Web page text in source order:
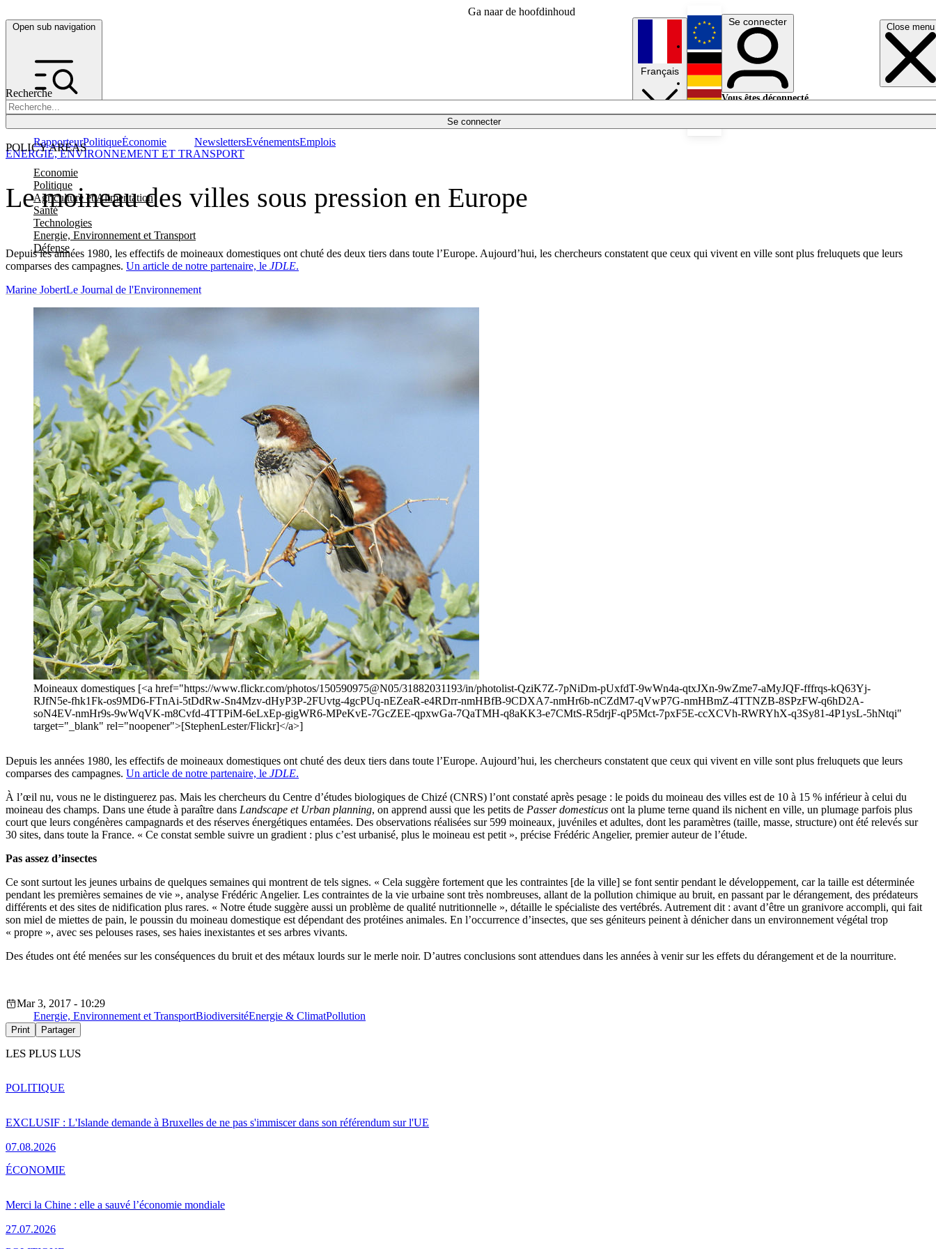
Ga naar de hoofdinhoud
Open sub navigation Close menu
Recherche
Se connecter
POLICY AREAS
Economie
Politique
Agriculture et Alimentation
Santé
Technologies
Energie, Environnement et Transport
Défense
RapporteurPolitiqueÉconomie NewslettersEvénementsEmplois
Français
English
Deutsch
Se connecter
Vous êtes déconnecté.
Le moineau des villes sous pression en Europe
Depuis les années 1980, les effectifs de moineaux domestiques ont chuté des deux tiers dans toute l’Europe. Aujourd’hui, les chercheurs constatent que ceux qui vivent en ville sont plus freluquets que leurs
comparses des campagnes. Un article de notre partenaire, le JDLE.
ENERGIE, ENVIRONNEMENT ET TRANSPORT
Marine JobertLe Journal de l'Environnement
Moineaux domestiques [<a href="https://www.flickr.com/photos/150590975@N05/31882031193/in/photolist-QziK7Z-7pNiDm-pUxfdT-9wWn4a-qtxJXn-9wZme7-aMyJQF-fffrqs-kQ63Yj-
RJfN5e-fhk1Fk-os9MD6-FTnAi-5tDdRw-Sn4Mzv-dHyP3P-2FUvtg-4gcPUq-nEZeaR-e4RDrr-nmHBfB-9CDXA7-nmHr6b-nCZdM7-qVwP7G-nmHBmZ-4TTNZB-8SPzFW-q6hD2A-
soN4EV-nmHr9s-9wWqVK-m8Cvfd-4TTPiM-6eLxEp-gigWR6-MPeKvE-7GcZEE-qpxwGa-7QaTMH-q8aKK3-e7CMtS-R5drjF-qP5Mct-7pxF5E-ccXCVh-RWRYhX-q3Sy81-4P1ysL-5hNtqi"
target="_blank" rel="noopener">[StephenLester/Flickr]</a>]
Depuis les années 1980, les effectifs de moineaux domestiques ont chuté des deux tiers dans toute l’Europe. Aujourd’hui, les chercheurs constatent que ceux qui vivent en ville sont plus freluquets que leurs
comparses des campagnes. Un article de notre partenaire, le JDLE.
À l’œil nu, vous ne le distinguerez pas. Mais les chercheurs du Centre d’études biologiques de Chizé (CNRS) l’ont constaté après pesage : le poids du moineau des villes est de 10 à 15 % inférieur à celui du
moineau des champs. Dans une étude à paraître dans Landscape et Urban planning, on apprend aussi que les petits de Passer domesticus ont la plume terne quand ils nichent en ville, un plumage parfois plus
court que leurs congénères campagnards et des réserves énergétiques entamées. Des observations réalisées sur 599 moineaux, juvéniles et adultes, dont les paramètres (taille, masse, structure) ont été relevés sur
30 sites, dans toute la France. « Ce constat semble suivre un gradient : plus c’est urbanisé, plus le moineau est petit », précise Frédéric Angelier, premier auteur de l’étude.
Pas assez d’insectes
Ce sont surtout les jeunes urbains de quelques semaines qui montrent de tels signes. « Cela suggère fortement que les contraintes [de la ville] se font sentir pendant le développement, car la taille est déterminée
pendant les premières semaines de vie », analyse Frédéric Angelier. Les contraintes de la vie urbaine sont très nombreuses, allant de la pollution chimique au bruit, en passant par le dérangement, des prédateurs
différents et des sites de nidification plus rares. « Notre étude suggère aussi un problème de qualité nutritionnelle », détaille le spécialiste des vertébrés. Autrement dit : avant d’être un granivore accompli, qui fait
son miel de miettes de pain, le poussin du moineau domestique est dépendant des protéines animales. En l’occurrence d’insectes, que ses géniteurs peinent à dénicher dans un environnement végétal trop
« propre », avec ses pelouses rases, ses haies inexistantes et ses arbres vivants.
Des études ont été menées sur les conséquences du bruit et des métaux lourds sur le merle noir. D’autres conclusions sont attendues dans les années à venir sur les effets du dérangement et de la nourriture.
Mar 3, 2017 - 10:29
Energie, Environnement et TransportBiodiversitéEnergie & ClimatPollution
Print Partager
LES PLUS LUS
EXCLUSIF : L'Islande demande à Bruxelles de ne pas s'immiscer dans son référendum sur l'UE
07.08.2026
POLITIQUE
Merci la Chine : elle a sauvé l’économie mondiale
27.07.2026
ÉCONOMIE